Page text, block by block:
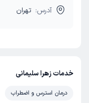
آدرس: تهران
خدمات زهرا سلیمانی
درمان استرس و اضطراب